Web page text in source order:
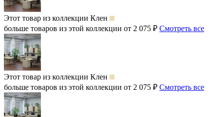
Этот товар из коллекции Клен
больше товаров из этой коллекции от 2 075 ₽ Смотреть все
Этот товар из коллекции Клен
больше товаров из этой коллекции от 2 075 ₽ Смотреть все